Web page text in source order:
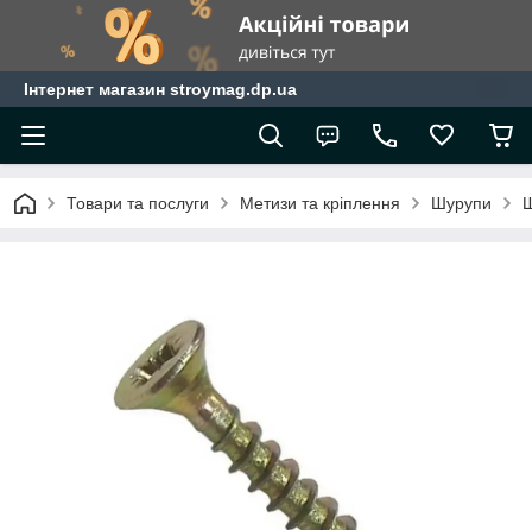
Інтернет магазин stroymag.dp.ua
Товари та послуги Метизи та кріплення Шурупи